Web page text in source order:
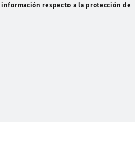
respecto a la protección de